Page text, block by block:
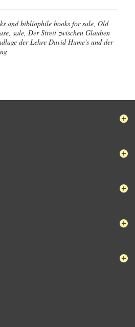
and bibliophile books for sale, Old
sale, Der Streit zwischen Glauben
der Lehre David Hume's und der